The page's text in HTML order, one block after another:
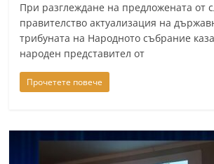
При разглеждане на предложената от
правителство актуализация на
трибуната на Народното събрание
народен представител от
Прочетете повече